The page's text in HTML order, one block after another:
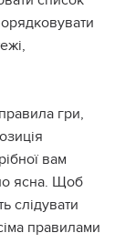
гри,
вам
ясна. Щоб
слідувати
правилами